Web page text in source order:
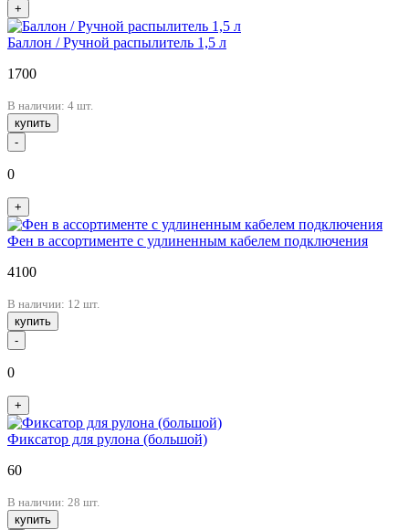
+
Баллон / Ручной распылитель 1,5 л
1700
В наличии: 4 шт.
купить
-
0
+
Фен в ассортименте с удлиненным кабелем подключения
4100
В наличии: 12 шт.
купить
-
0
+
Фиксатор для рулона (большой)
60
В наличии: 28 шт.
купить